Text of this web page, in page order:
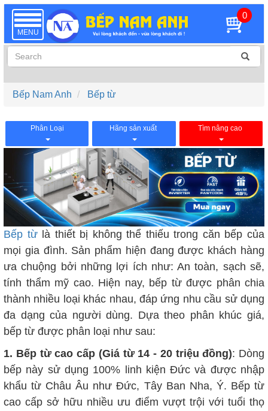
TOGGLE
NAVIGATION
MENU
0
Bếp Nam Anh Bếp từ
Phân Loại Hãng sản xuất Tìm nâng cao
Bếp từlà thiết bị không thể thiếu trong căn bếp của
mọi gia đình. Sản phẩm hiện đang được khách hàng
ưa chuộng bởi những lợi ích như: An toàn, sạch sẽ,
tính thẩm mỹ cao. Hiện nay, bếp từ được phân chia
thành nhiều loại khác nhau, đáp ứng nhu cầu sử dụng
đa dạng của người dùng. Dựa theo phân khúc giá,
bếp từ được phân loại như sau:
1. Bếp từ cao cấp (Giá từ 14 - 20 triệu đồng): Dòng
bếp này sử dụng 100% linh kiện Đức và được nhập
khẩu từ Châu Âu như Đức, Tây Ban Nha, Ý. Bếp từ
cao cấp sở hữu nhiều ưu điểm vượt trội với tuổi thọ